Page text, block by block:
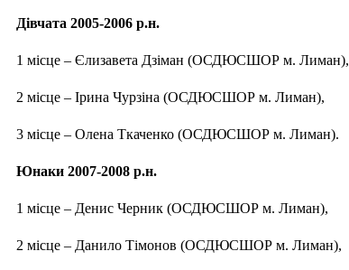
Дівчата 2005-2006 р.н.
1 місце – Єлизавета Дзіман (ОСДЮСШОР м. Лиман),
2 місце – Ірина Чурзіна (ОСДЮСШОР м. Лиман),
3 місце – Олена Ткаченко (ОСДЮСШОР м. Лиман).
Юнаки 2007-2008 р.н.
1 місце – Денис Черник (ОСДЮСШОР м. Лиман),
2 місце – Данило Тімонов (ОСДЮСШОР м. Лиман),